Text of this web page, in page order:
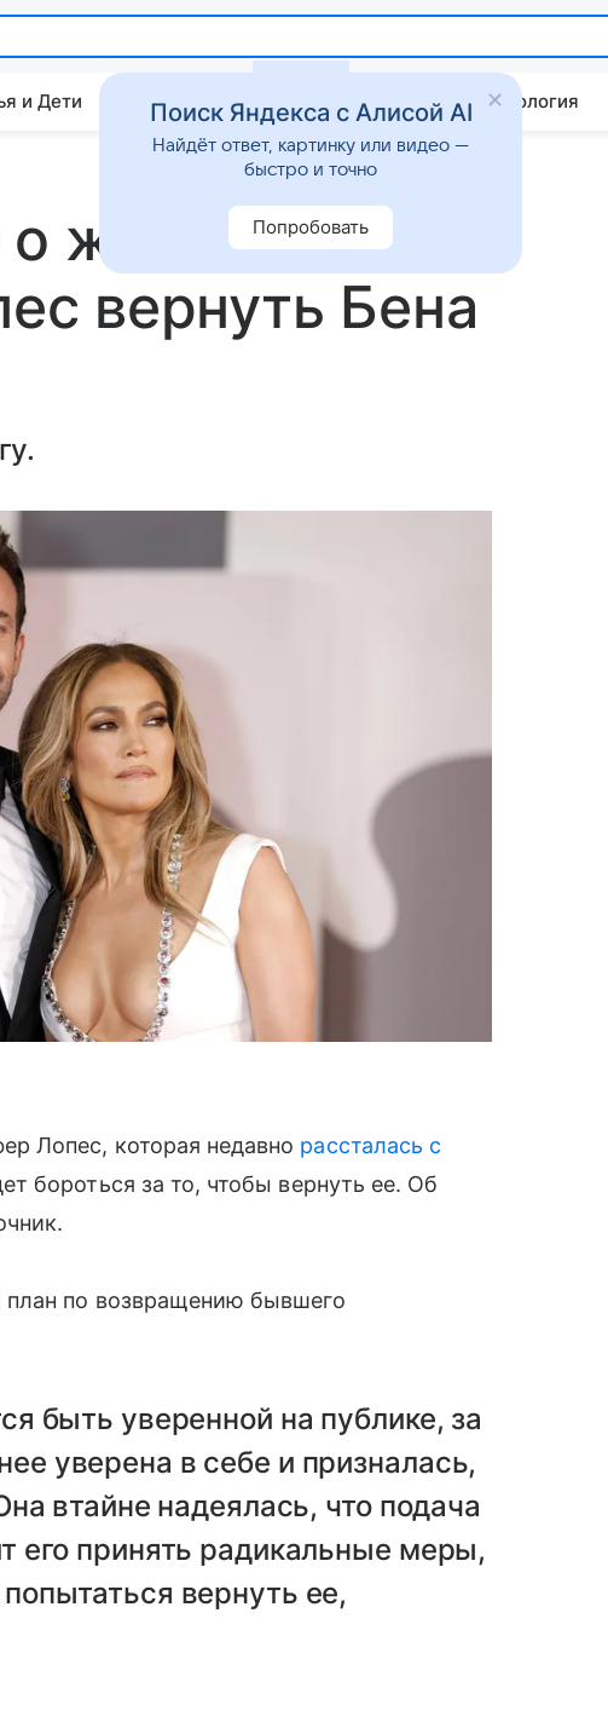
и Дети Дом Гороскопы Стиль жизни Психология
о желании
вернуть Бена
Лопес, которая недавно рассталась с
бороться за то, чтобы вернуть ее. Об
план по возвращению бывшего
быть уверенной на публике, за
уверена в себе и призналась,
втайне надеялась, что подача
его принять радикальные меры,
вернуть ее,
Поиск Яндекса с Алисой AI
Найдёт ответ, картинку или видео —
быстро и точно
Попробовать